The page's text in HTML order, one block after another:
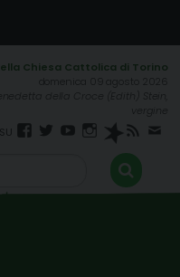
domenica 09 agosto 2026
della Croce (Edith) Stein,
vergine
Facebook
TwitterYouTube
Instagram
Spreaker
RSS
FEED